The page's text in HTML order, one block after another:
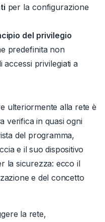
per la configurazione
del privilegio
predefinita non
accessi privilegiati a
ulteriormente alla rete è
verifica in quasi ogni
del programma,
e il suo dispositivo
la sicurezza: ecco il
e del concetto
la rete,